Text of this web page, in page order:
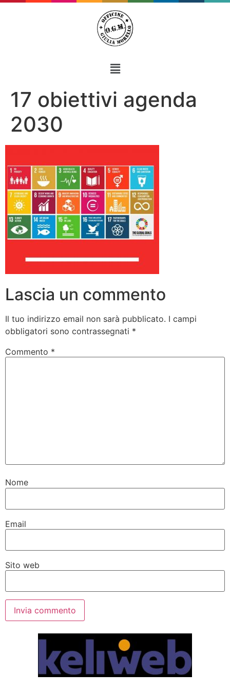
17 obiettivi agenda
2030
Lascia un commento
Il tuo indirizzo email non sarà pubblicato. I campi
obbligatori sono contrassegnati *
Commento *
Nome
Email
Sito web